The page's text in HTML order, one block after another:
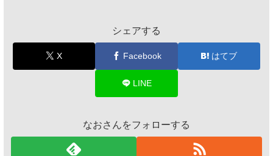
シェアする
X Facebook はてブ
LINE
なおさんをフォローする